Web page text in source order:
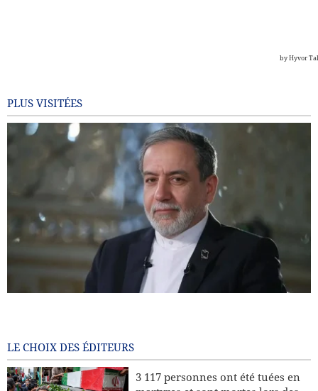
PLUS VISITÉES
Pourquoi l’Iran insiste-t-il sur son droit à l’enrichissement
nucléaire à des fins civiles ?
LE CHOIX DES ÉDITEURS
3 117 personnes ont été tuées en